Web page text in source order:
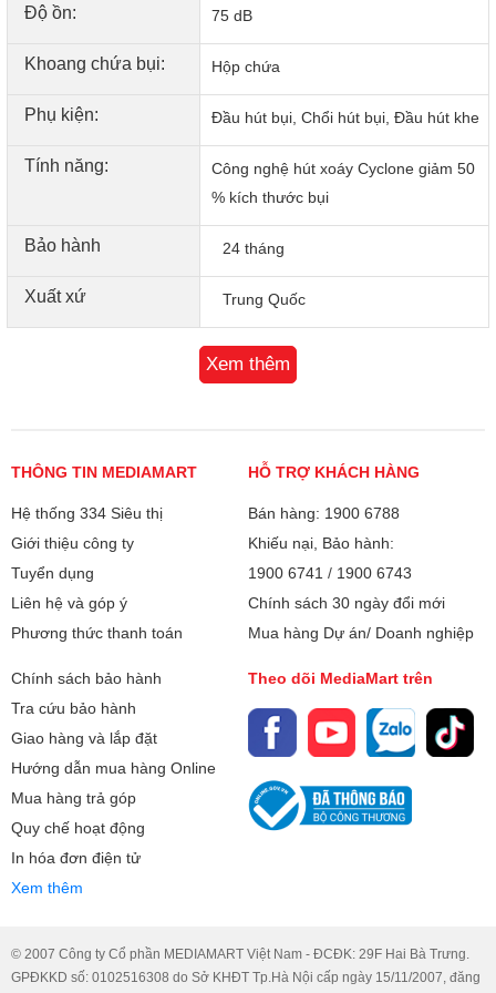
Cấu tạo máy hút bụi lau nhà Dreame H14
- Máy hút bụi trang bị 1 đầu lau hút vừa hút bụi vừa lau sàn
hợp với vết bẩn mà máy cảm biến được:
+ Màu cam: bẩn vừa.
+ Màu đỏ: bẩn nhiều.
- Trang bị màn hình LED, nhắc nhở giọng nói giúp bạn theo
dõi lượng pin còn lại, độ sạch của sàn và trạng thái hoạt
- Cài đặt, lên lịch và theo dõi chỉ số qua ứng dụng
Dreamehome.
Độ ồn: 75 dB
Khoang chứa bụi: Hộp chứa
Phụ kiện: Đầu hút bụi, Chổi hút bụi, Đầu hút khe
Tính năng:
Công nghệ hút xoáy Cyclone giảm 50
% kích thước bụi
Bảo hành 24 tháng
Xuất xứ Trung Quốc
Xem thêm
THÔNG TIN MEDIAMART
Hệ thống 334 Siêu thị
Giới thiệu công ty
Tuyển dụng
Liên hệ và góp ý
Phương thức thanh toán
HỖ TRỢ KHÁCH HÀNG
Bán hàng: 1900 6788
Khiếu nại, Bảo hành:
1900 6741 / 1900 6743
Chính sách 30 ngày đổi mới
Mua hàng Dự án/ Doanh nghiệp
Chính sách bảo hành
Tra cứu bảo hành
Giao hàng và lắp đặt
Hướng dẫn mua hàng Online
Mua hàng trả góp
Quy chế hoạt động
In hóa đơn điện tử
Xem thêm
Theo dõi MediaMart trên
© 2007 Công ty Cổ phần MEDIAMART Việt Nam - ĐCĐK: 29F Hai Bà Trưng.
GPĐKKD số: 0102516308 do Sở KHĐT Tp.Hà Nội cấp ngày 15/11/2007, đăng